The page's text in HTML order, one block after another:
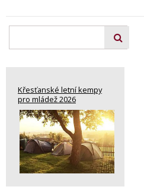
Křesťanské letní kempy
pro mládež 2026